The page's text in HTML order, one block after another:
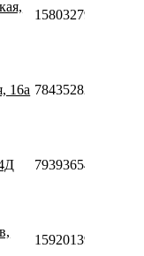
158032795453
16а 78435282501
79393654555
159201395438